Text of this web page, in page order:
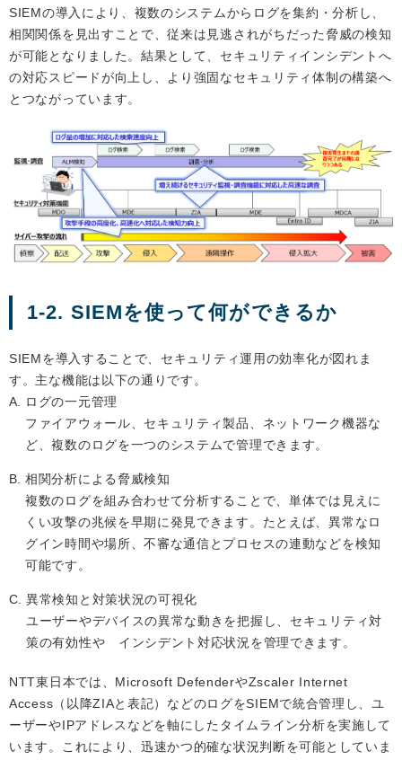
SIEMの導入により、複数のシステムからログを集約・分析し、
相関関係を見出すことで、従来は見逃されがちだった脅威の検知
が可能となりました。結果として、セキュリティインシデントへ
の対応スピードが向上し、より強固なセキュリティ体制の構築へ
とつながっています。
1-2. SIEMを使って何ができるか
SIEMを導入することで、セキュリティ運用の効率化が図れま
す。主な機能は以下の通りです。
ログの一元管理
ファイアウォール、セキュリティ製品、ネットワーク機器な
ど、複数のログを一つのシステムで管理できます。
相関分析による脅威検知
複数のログを組み合わせて分析することで、単体では見えに
くい攻撃の兆候を早期に発見できます。たとえば、異常なロ
グイン時間や場所、不審な通信とプロセスの連動などを検知
可能です。
異常検知と対策状況の可視化
ユーザーやデバイスの異常な動きを把握し、セキュリティ対
策の有効性や インシデント対応状況を管理できます。
NTT東日本では、Microsoft DefenderやZscaler Internet
Access（以降ZIAと表記）などのログをSIEMで統合管理し、ユ
ーザーやIPアドレスなどを軸にしたタイムライン分析を実施して
います。これにより、迅速かつ的確な状況判断を可能としていま